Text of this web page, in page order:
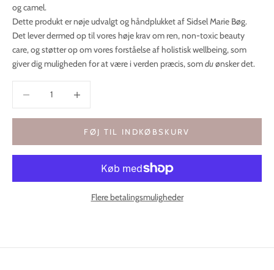
og camel.
Dette produkt er nøje udvalgt og håndplukket af Sidsel Marie Bøg.
Det lever dermed op til vores høje krav om ren, non-toxic beauty
care, og støtter op om vores forståelse af holistisk wellbeing, som
giver dig muligheden for at være i verden præcis, somduønsker det.
FØJ TIL INDKØBSKURV
Flere betalingsmuligheder